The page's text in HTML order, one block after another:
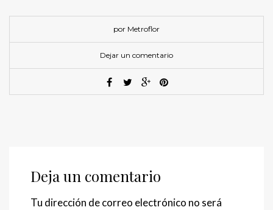
por Metroflor
Dejar un comentario
Deja un comentario
Tu dirección de correo electrónico no será